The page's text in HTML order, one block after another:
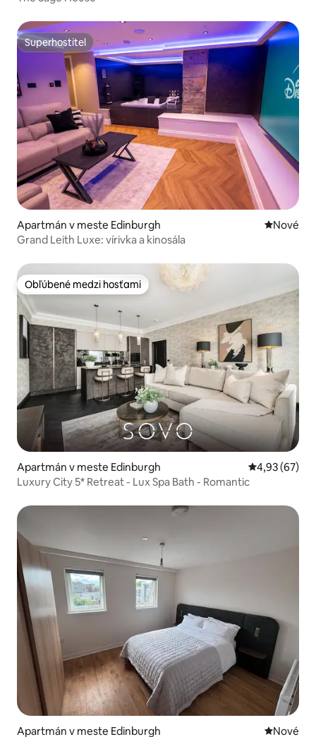
Superhostiteľ
Superhostiteľ
Apartmán v meste Edinburgh Nové
Nové
Grand Leith Luxe: vírivka a kinosála
Obľúbené medzi hosťami
Obľúbené medzi hosťami
Apartmán v meste Edinburgh Priemerné
4,93 (67)
Luxury City 5* Retreat - Lux Spa Bath - Romantic
Apartmán v meste Edinburgh Nové
Nové